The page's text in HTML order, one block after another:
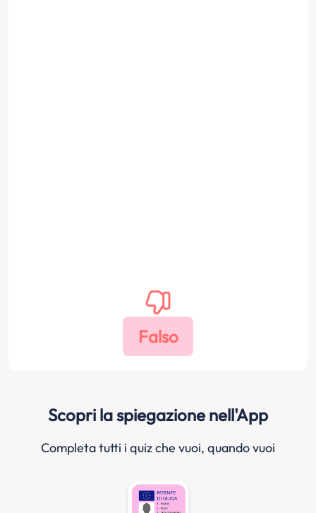
Scopri la spiegazione nell'App
Completa tutti i quiz che vuoi, quando vuoi